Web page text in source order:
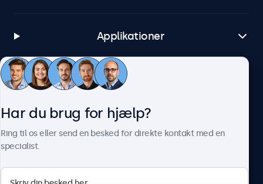
Applikationer
Kundeservice
Har du brug for hjælp?
Ring til os eller send en besked for direkte kontakt med en
specialist.